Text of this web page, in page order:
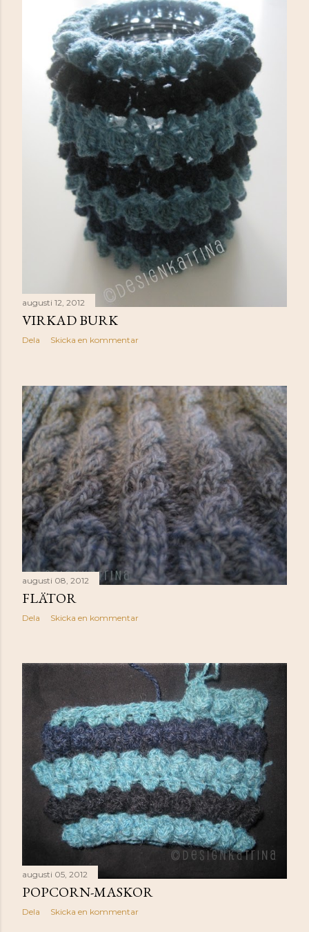
augusti 12, 2012
VIRKAD BURK
Dela Skicka en kommentar
augusti 08, 2012
FLÄTOR
Dela Skicka en kommentar
augusti 05, 2012
POPCORN-MASKOR
Dela Skicka en kommentar